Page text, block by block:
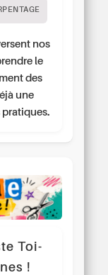
nos
le
des
une
pratiques.
Toi-
!